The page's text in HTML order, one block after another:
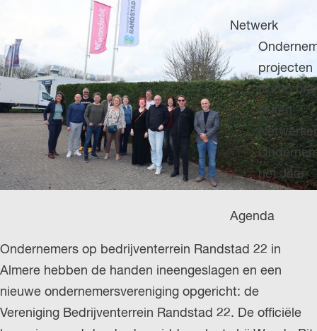
e
d
i
e
t
a
a
N
e
d
e
G
E
Netwerk
projecten
Buren
Buren
het Jaar
Agenda
Ondernemers op bedrijventerrein Randstad 22 in
Almere hebben de handen ineengeslagen en een
nieuwe ondernemersvereniging opgericht: de
Vereniging Bedrijventerrein Randstad 22. De officiële